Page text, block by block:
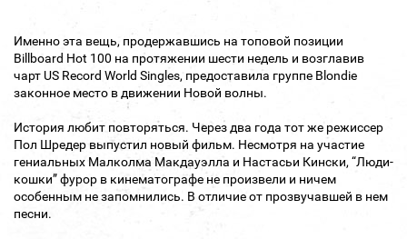
Именно эта вещь, продержавшись на топовой позиции
Billboard Hot 100 на протяжении шести недель и возглавив
чарт US Record World Singles, предоставила группе Blondie
законное место в движении Новой волны.
История любит повторяться. Через два года тот же режиссер
Пол Шредер выпустил новый фильм. Несмотря на участие
гениальных Малколма Макдауэлла и Настасьи Кински, “Люди-
кошки” фурор в кинематографе не произвели и ничем
особенным не запомнились. В отличие от прозвучавшей в нем
песни.